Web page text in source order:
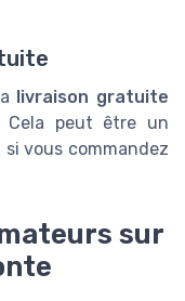
livraison gratuite
Cela peut être un
vous commandez
sur